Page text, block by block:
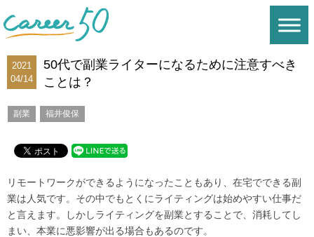
2021
04/14
50代で副業ライターになるために注意すべき
ことは？
副業 福井俊保
リモートワークができるようになったこともあり、在宅でできる副
業は人気です。その中でもとくにライティングは始めやすい仕事だ
と言えます。しかしライティングを副業とすることで、消耗してし
まい、本業に悪影響が出る場合もあるのです。